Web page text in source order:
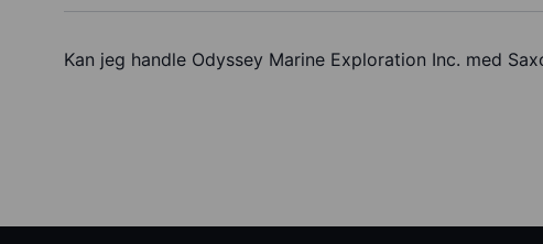
Kan jeg handle Odyssey Marine Exploration Inc. med